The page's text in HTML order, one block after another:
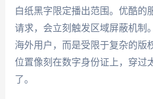
白纸黑字限定播出范围。优酷的
请求，会立刻触发区域屏蔽机制
海外用户，而是受限于复杂的版
位置像刻在数字身份证上，穿过
了。